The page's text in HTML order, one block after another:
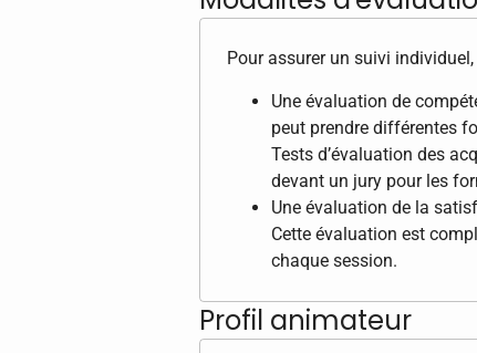
Pour assurer un suivi
Une évaluation de
peut prendre différentes
Tests d’évaluation des
devant un jury pour les
Une évaluation de la
Cette évaluation est
chaque session.
Profil animateur